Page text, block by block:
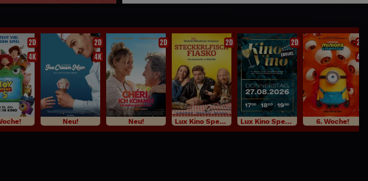
2D
4K
2D
4K
Neu!
2D
Neu!
2D
Lux Kino Specials
2D
Lux Kino Specials
2D
4K
6. Woche!